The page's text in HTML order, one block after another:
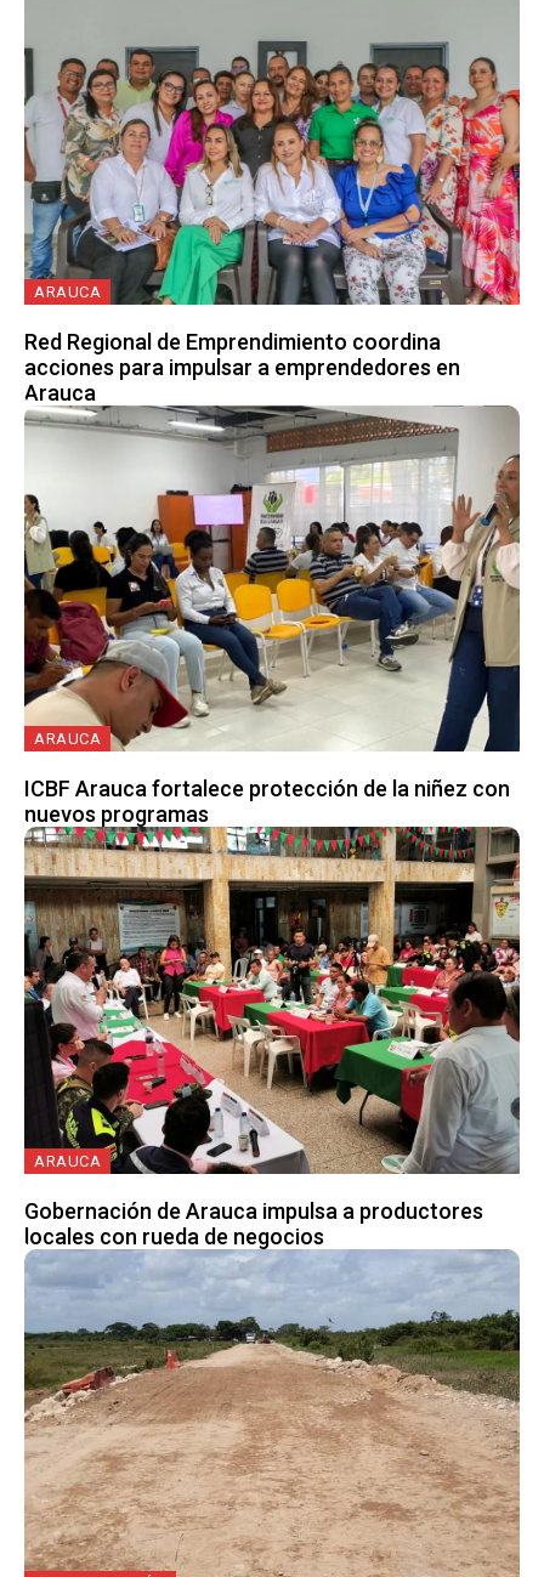
ARAUCA
Red Regional de Emprendimiento coordina
acciones para impulsar a emprendedores en
Arauca
ARAUCA
ICBF Arauca fortalece protección de la niñez con
nuevos programas
ARAUCA
Gobernación de Arauca impulsa a productores
locales con rueda de negocios